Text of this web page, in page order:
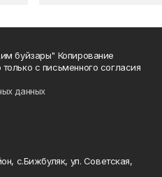
буйзары" Копирование
с письменного согласия
данных
с.Бижбуляк, ул. Советская,